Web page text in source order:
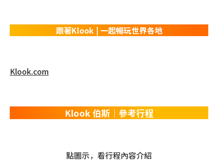
跟著Klook | 一起暢玩世界各地
Klook.com
Klook 伯斯｜參考行程
點圖示，看行程內容介紹